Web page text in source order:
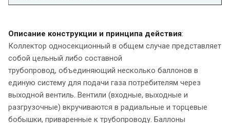
Описание конструкции и принципа действия:
Коллектор односекционный в общем случае представляет
собой цельный либо составной
трубопровод, объединяющий несколько баллонов в
единую систему для подачи газа потребителям через
выходной вентиль. Вентили (входные, выходные и
разгрузочные) вкручиваются в радиальные и торцевые
бобышки, приваренные к трубопроводу. Баллоны